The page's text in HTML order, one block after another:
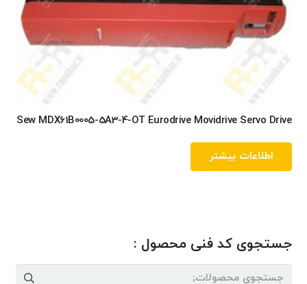
Sew MDX61B0005-5A3-4-OT Eurodrive Movidrive Servo Drive
اطلاعات بیشتر
جستجوی کد فنی محصول :
جستجو